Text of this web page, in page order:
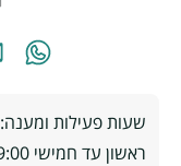
שעות פעילות ומענה:
ראשון עד חמישי 09:00-19:00